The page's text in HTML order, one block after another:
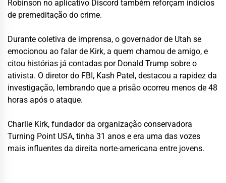
Robinson no aplicativo Discord também reforçam indícios
de premeditação do crime.
Durante coletiva de imprensa, o governador de Utah se
emocionou ao falar de Kirk, a quem chamou de amigo, e
citou histórias já contadas por Donald Trump sobre o
ativista. O diretor do FBI, Kash Patel, destacou a rapidez da
investigação, lembrando que a prisão ocorreu menos de 48
horas após o ataque.
Charlie Kirk, fundador da organização conservadora
Turning Point USA, tinha 31 anos e era uma das vozes
mais influentes da direita norte-americana entre jovens.